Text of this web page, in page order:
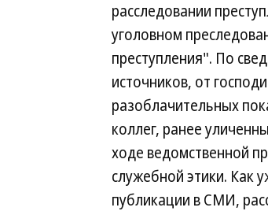
расследовании
уголовном
преступления". По
источников, от
разоблачительных
коллег, ранее
ходе ведомственной
служебной этики. Как
публикации в СМИ,